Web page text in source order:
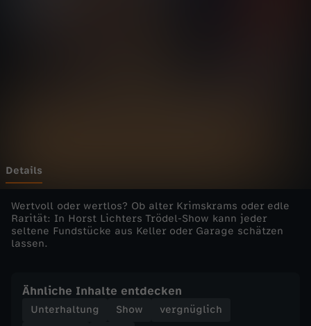
s
-
d
e
Details
Wertvoll oder wertlos? Ob alter Krimskrams oder edle
Rarität: In Horst Lichters Trödel-Show kann jeder
seltene Fundstücke aus Keller oder Garage schätzen
lassen.
Ähnliche Inhalte entdecken
Unterhaltung Show
vergnüglich